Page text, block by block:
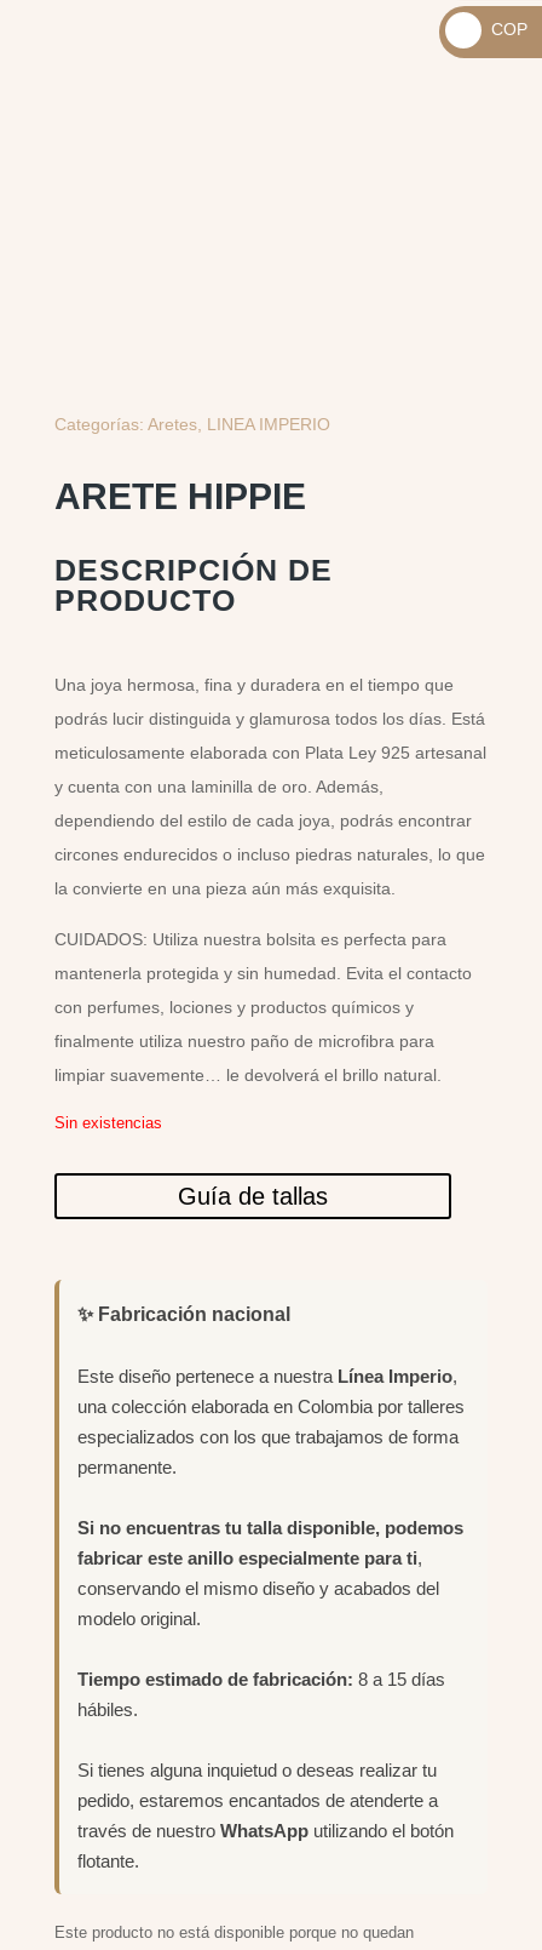
Categorías: Aretes, LINEA IMPERIO
ARETE HIPPIE
DESCRIPCIÓN DE
PRODUCTO
Una joya hermosa, fina y duradera en el tiempo que
podrás lucir distinguida y glamurosa todos los días. Está
meticulosamente elaborada con Plata Ley 925 artesanal
y cuenta con una laminilla de oro. Además,
dependiendo del estilo de cada joya, podrás encontrar
circones endurecidos o incluso piedras naturales, lo que
la convierte en una pieza aún más exquisita.
CUIDADOS: Utiliza nuestra bolsita es perfecta para
mantenerla protegida y sin humedad. Evita el contacto
con perfumes, lociones y productos químicos y
finalmente utiliza nuestro paño de microfibra para
limpiar suavemente… le devolverá el brillo natural.
Sin existencias
Guía de tallas
✨ Fabricación nacional
Este diseño pertenece a nuestra Línea Imperio,
una colección elaborada en Colombia por talleres
especializados con los que trabajamos de forma
permanente.
Si no encuentras tu talla disponible, podemos
fabricar este anillo especialmente para ti,
conservando el mismo diseño y acabados del
modelo original.
Tiempo estimado de fabricación: 8 a 15 días
hábiles.
Si tienes alguna inquietud o deseas realizar tu
pedido, estaremos encantados de atenderte a
través de nuestro WhatsApputilizando el botón
flotante.
Este producto no está disponible porque no quedan
_
USD
_
COP